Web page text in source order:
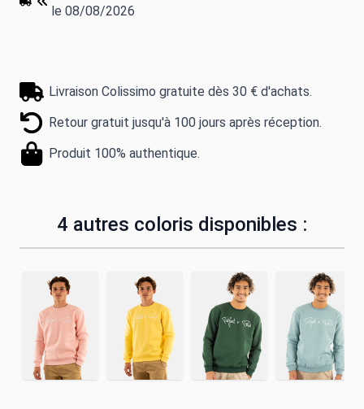
le 08/08/2026
Livraison Colissimo gratuite dès 30 € d'achats.
Retour gratuit jusqu'à 100 jours après réception.
Produit 100% authentique.
4 autres coloris disponibles :